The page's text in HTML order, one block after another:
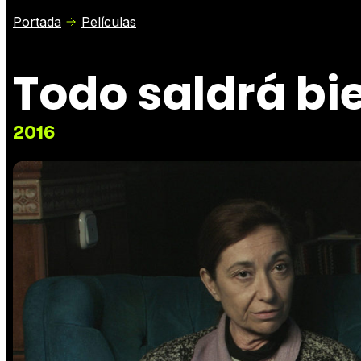
Portada Películas
Todo saldrá
2016